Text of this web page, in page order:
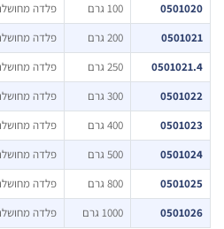
פלדה מחושלת
פלדה מחושלת
250 גרם פלדה מחושלת
פלדה מחושלת
פלדה מחושלת
פלדה מחושלת
פלדה מחושלת
פלדה מחושלת